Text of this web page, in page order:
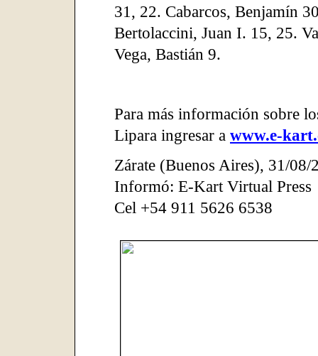
31, 22. Cabarcos, Benjamín
Bertolaccini, Juan I. 15, 25.
Vega, Bastián 9.
Para más información sobre
Lipara ingresar a www.e-
Zárate (Buenos Aires), 31/08/
Informó: E-Kart Virtual Press
Cel +54 911 5626 6538